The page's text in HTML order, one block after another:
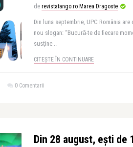
de revistatango.ro Marea Dragoste
Din luna septembrie, UPC România
nou slogan: “Bucură-te de fiecare
susţine ..
CITEȘTE ÎN CONTINUARE
0 Comentarii
Din 28 august, ești de